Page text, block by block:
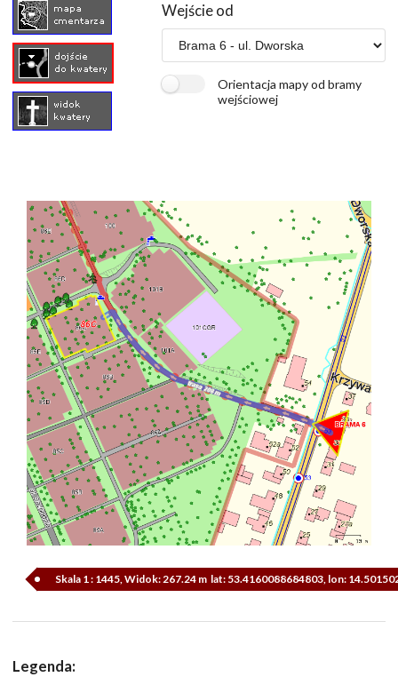
Wejście od
Orientacja mapy od bramy
wejściowej
Skala 1 : 1445, Widok: 267.24 m lat: 53.4160088684803, lon:
Legenda: